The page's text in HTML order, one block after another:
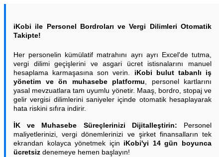
iKobi ile Personel Bordroları ve Vergi Dilimleri Otomatik
Takipte!
Her personelin kümülatif matrahını ayrı ayrı Excel'de tutma,
vergi dilimi geçişlerini ve asgari ücret istisnalarını manuel
hesaplama karmaşasına son verin. iKobi bulut tabanlı iş
yönetim ve ön muhasebe platformu , personel kartlarını
yasal mevzuatlara tam uyumlu yönetir. Maaş, bordro, stopaj ve
gelir vergisi dilimlerini saniyeler içinde otomatik hesaplayarak
hata riskini sıfıra indirir.
İK ve Muhasebe Süreçlerinizi Dijitalleştirin: Personel
maliyetlerinizi, vergi dönemlerinizi ve şirket finansalların tek
ekrandan kolayca yönetmek için iKobi'yi 14 gün boyunca
ücretsiz denemeye hemen başlayın!